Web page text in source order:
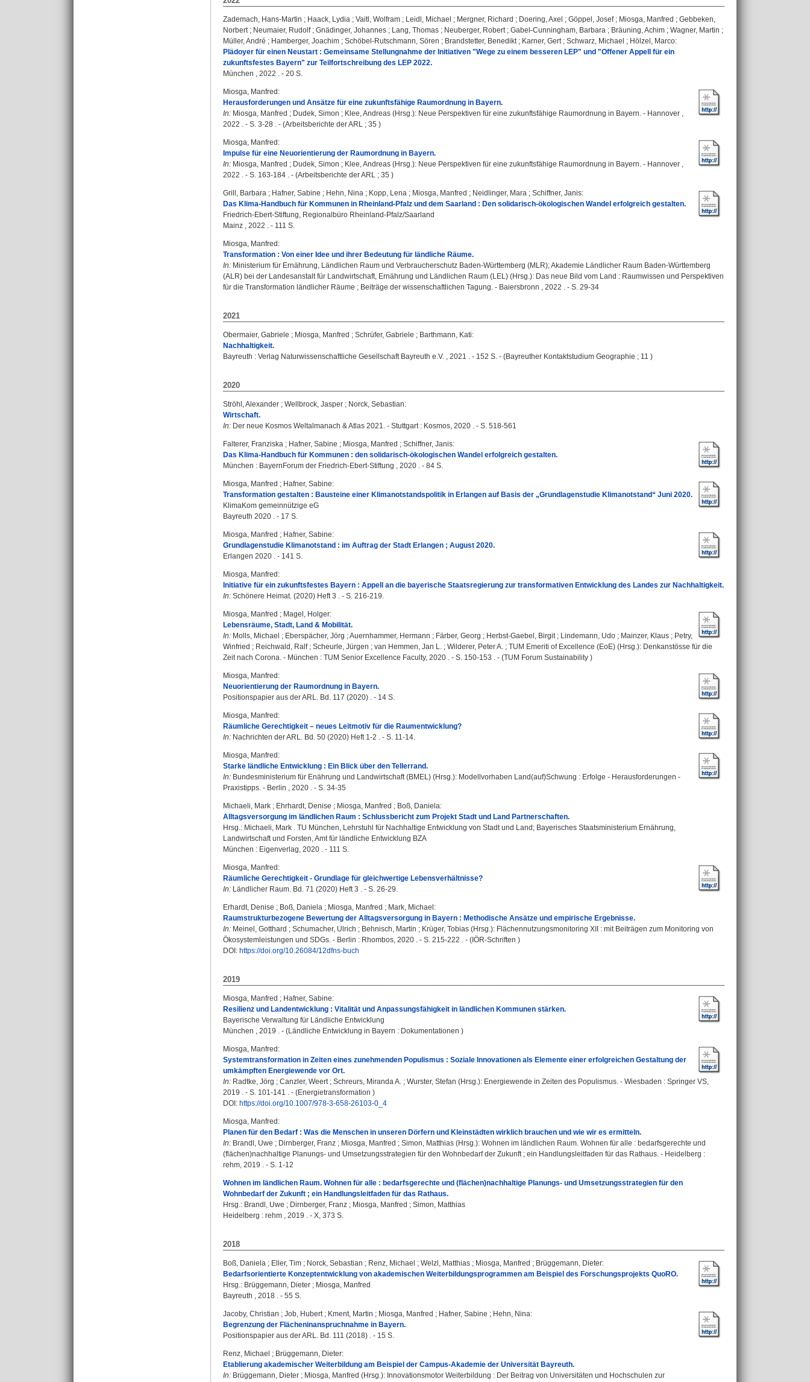
Zademach, Hans-Martin ; Haack, Lydia ; Vaitl, Wolfram ; Leidl, Michael ; Mergner, Richard ; Doering, Axel ; Göppel, Josef; Miosga, Manfred ; Gebbeken,
Norbert; Neumaier, Rudolf; Gnädinger, Johannes ; Lang, Thomas ; Neuberger, Robert; Gabel-Cunningham, Barbara ; Bräuning, Achim ; Wagner, Martin ;
Müller, André ; Hamberger, Joachim ; Schöbel-Rutschmann, Sören ; Brandstetter, Benedikt; Karner, Gert; Schwarz, Michael ; Hölzel, Marco:
Plädoyer für einen Neustart : Gemeinsame Stellungnahme der Initiativen "Wege zu einem besseren LEP" und "Offener Appell für ein
zukunftsfestes Bayern" zur Teilfortschreibung des LEP 2022.
München , 2022 . - 20 S.
Miosga, Manfred :
Herausforderungen und Ansätze für eine zukunftsfähige Raumordnung in Bayern.
In: Miosga, Manfred ; Dudek, Simon ; Klee, Andreas (Hrsg.): Neue Perspektiven für eine zukunftsfähige Raumordnung in Bayern. - Hannover ,
2022 . - S. 3-28 . - (Arbeitsberichte der ARL ; 35 )
Miosga, Manfred :
Impulse für eine Neuorientierung der Raumordnung in Bayern.
In: Miosga, Manfred ; Dudek, Simon ; Klee, Andreas (Hrsg.): Neue Perspektiven für eine zukunftsfähige Raumordnung in Bayern. - Hannover ,
2022 . - S. 163-184 . - (Arbeitsberichte der ARL ; 35 )
Grill, Barbara ; Hafner, Sabine ; Hehn, Nina ; Kopp, Lena ; Miosga, Manfred ; Neidlinger, Mara ; Schiffner, Janis:
Das Klima-Handbuch für Kommunen in Rheinland-Pfalz und dem Saarland : Den solidarisch-ökologischen Wandel erfolgreich gestalten.
Friedrich-Ebert-Stiftung, Regionalbüro Rheinland-Pfalz/Saarland
Mainz , 2022 . - 111 S.
Miosga, Manfred :
Transformation : Von einer Idee und ihrer Bedeutung für ländliche Räume.
In: Ministerium für Ernährung, Ländlichen Raum und Verbraucherschutz Baden-Württemberg (MLR); Akademie Ländlicher Raum Baden-Württemberg
(ALR) bei der Landesanstalt für Landwirtschaft, Ernährung und Ländlichen Raum (LEL) (Hrsg.): Das neue Bild vom Land : Raumwissen und Perspektiven
für die Transformation ländlicher Räume ; Beiträge der wissenschaftlichen Tagung. - Baiersbronn , 2022 . - S. 29-34
2021
Obermaier, Gabriele ; Miosga, Manfred ; Schrüfer, Gabriele ; Barthmann, Kati:
Nachhaltigkeit.
Bayreuth : Verlag Naturwissenschaftliche Gesellschaft Bayreuth e.V. , 2021 . - 152 S. - (Bayreuther Kontaktstudium Geographie ; 11 )
2020
Ströhl, Alexander ; Wellbrock, Jasper ; Norck, Sebastian:
Wirtschaft.
In: Der neue Kosmos Weltalmanach & Atlas 2021. - Stuttgart : Kosmos, 2020 . - S. 518-561
Falterer, Franziska ; Hafner, Sabine ; Miosga, Manfred ; Schiffner, Janis:
Das Klima-Handbuch für Kommunen : den solidarisch-ökologischen Wandel erfolgreich gestalten.
München : BayernForum der Friedrich-Ebert-Stiftung , 2020 . - 84 S.
Miosga, Manfred ; Hafner, Sabine:
Transformation gestalten : Bausteine einer Klimanotstandspolitik in Erlangen auf Basis der „Grundlagenstudie Klimanotstand“ Juni 2020.
KlimaKom gemeinnützige eG
Bayreuth 2020 . - 17 S.
Miosga, Manfred ; Hafner, Sabine:
Grundlagenstudie Klimanotstand : im Auftrag der Stadt Erlangen ; August 2020.
Erlangen 2020 . - 141 S.
Miosga, Manfred :
Initiative für ein zukunftsfestes Bayern : Appell an die bayerische Staatsregierung zur transformativen Entwicklung des Landes zur Nachhaltigkeit.
In: Schönere Heimat. (2020) Heft 3 . - S. 216-219.
Miosga, Manfred ; Magel, Holger:
Lebensräume, Stadt, Land & Mobilität.
In: Molls, Michael ; Eberspächer, Jörg ;Auernhammer, Hermann ; Färber, Georg ; Herbst-Gaebel, Birgit; Lindemann, Udo ; Mainzer, Klaus ; Petry,
Winfried ; Reichwald, Ralf; Scheurle, Jürgen ; van Hemmen, Jan L. ; Wilderer, Peter A. ; TUM Emeriti of Excellence (EoE) (Hrsg.): Denkanstösse für die
Zeit nach Corona. - München : TUM Senior Excellence Faculty, 2020 . - S. 150-153 . - (TUM Forum Sustainability )
Miosga, Manfred :
Neuorientierung der Raumordnung in Bayern.
Positionspapier aus der ARL. Bd. 117 (2020) . - 14 S.
Miosga, Manfred :
Räumliche Gerechtigkeit – neues Leitmotiv für die Raumentwicklung?
In: Nachrichten der ARL. Bd. 50 (2020) Heft 1-2 . - S. 11-14.
Miosga, Manfred :
Starke ländliche Entwicklung : Ein Blick über den Tellerrand.
In: Bundesministerium für Enährung und Landwirtschaft (BMEL) (Hrsg.): Modellvorhaben Land(auf)Schwung : Erfolge - Herausforderungen -
Praxistipps. - Berlin , 2020 . - S. 34-35
Michaeli, Mark ; Ehrhardt, Denise ; Miosga, Manfred ; Boß, Daniela:
Alltagsversorgung im ländlichen Raum : Schlussbericht zum Projekt Stadt und Land Partnerschaften.
Hrsg.: Michaeli, Mark . TU München, Lehrstuhl für Nachhaltige Entwicklung von Stadt und Land; Bayerisches Staatsministerium Ernährung,
Landwirtschaft und Forsten, Amt für ländliche Entwicklung BZA
München : Eigenverlag, 2020 . - 111 S.
Miosga, Manfred :
Räumliche Gerechtigkeit - Grundlage für gleichwertige Lebensverhältnisse?
In: Ländlicher Raum. Bd. 71 (2020) Heft 3 . - S. 26-29.
Erhardt, Denise ; Boß, Daniela ; Miosga, Manfred ; Mark, Michael :
Raumstrukturbezogene Bewertung der Alltagsversorgung in Bayern : Methodische Ansätze und empirische Ergebnisse.
In: Meinel, Gotthard ; Schumacher, Ulrich ; Behnisch, Martin ; Krüger, Tobias (Hrsg.): Flächennutzungsmonitoring XII : mit Beiträgen zum Monitoring von
Ökosystemleistungen und SDGs. - Berlin : Rhombos, 2020 . - S. 215-222 . - (IÖR-Schriften )
DOI: https://doi.org/10.26084/12dfns-buch
2019
Miosga, Manfred ; Hafner, Sabine:
Resilienz und Landentwicklung : Vitalität und Anpassungsfähigkeit in ländlichen Kommunen stärken.
Bayerische Verwaltung für Ländliche Entwicklung
München , 2019 . - (Ländliche Entwicklung in Bayern : Dokumentationen )
Miosga, Manfred :
Systemtransformation in Zeiten eines zunehmenden Populismus : Soziale Innovationen als Elemente einer erfolgreichen Gestaltung der
umkämpften Energiewende vor Ort.
In: Radtke, Jörg ; Canzler, Weert; Schreurs, Miranda A. ; Wurster, Stefan (Hrsg.): Energiewende in Zeiten des Populismus. - Wiesbaden : Springer VS,
2019 . - S. 101-141 . - (Energietransformation )
DOI: https://doi.org/10.1007/978-3-658-26103-0_4
Miosga, Manfred :
Planen für den Bedarf : Was die Menschen in unseren Dörfern und Kleinstädten wirklich brauchen und wie wir es ermitteln.
In: Brandl, Uwe ; Dirnberger, Franz ; Miosga, Manfred ; Simon, Matthias (Hrsg.): Wohnen im ländlichen Raum. Wohnen für alle : bedarfsgerechte und
(flächen)nachhaltige Planungs- und Umsetzungsstrategien für den Wohnbedarf der Zukunft ; ein Handlungsleitfaden für das Rathaus. - Heidelberg :
rehm, 2019 . - S. 1-12
Wohnen im ländlichen Raum. Wohnen für alle : bedarfsgerechte und (flächen)nachhaltige Planungs- und Umsetzungsstrategien für den
Wohnbedarf der Zukunft ; ein Handlungsleitfaden für das Rathaus.
Hrsg.: Brandl, Uwe ; Dirnberger, Franz ; Miosga, Manfred ; Simon, Matthias
Heidelberg : rehm , 2019 . - X, 373 S.
2018
Boß, Daniela ; Eller, Tim ; Norck, Sebastian ; Renz, Michael ; Welzl, Matthias ; Miosga, Manfred ; Brüggemann, Dieter:
Bedarfsorientierte Konzeptentwicklung von akademischen Weiterbildungsprogrammen am Beispiel des Forschungsprojekts QuoRO.
Hrsg.: Brüggemann, Dieter ; Miosga, Manfred
Bayreuth , 2018 . - 55 S.
Jacoby, Christian ; Job, Hubert; Kment, Martin ; Miosga, Manfred ; Hafner, Sabine ; Hehn, Nina:
Begrenzung der Flächeninanspruchnahme in Bayern.
Positionspapier aus der ARL. Bd. 111 (2018) . - 15 S.
Renz, Michael ; Brüggemann, Dieter:
Etablierung akademischer Weiterbildung am Beispiel der Campus-Akademie der Universität Bayreuth.
In: Brüggemann, Dieter ; Miosga, Manfred (Hrsg.): Innovationsmotor Weiterbildung : Der Beitrag von Universitäten und Hochschulen zur